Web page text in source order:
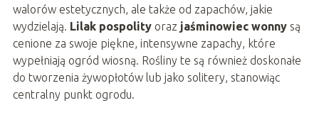
walorów estetycznych, ale także od zapachów, jakie
wydzielają. Lilak pospolityoraz jaśminowiec wonnysą
cenione za swoje piękne, intensywne zapachy, które
wypełniają ogród wiosną. Rośliny te są również doskonałe
do tworzenia żywopłotów lub jako solitery, stanowiąc
centralny punkt ogrodu.